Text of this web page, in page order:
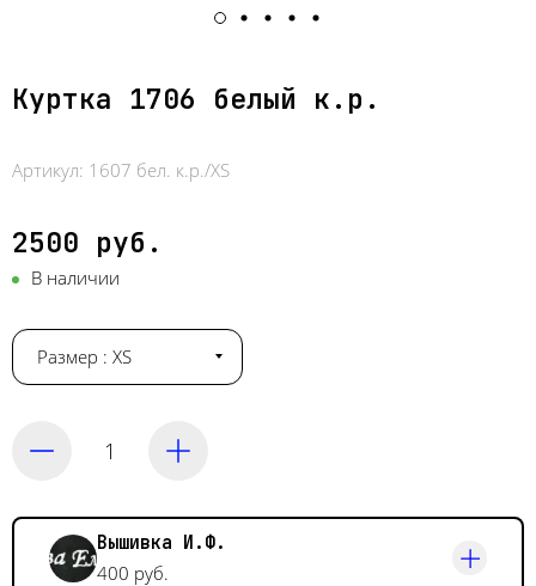
Куртка 1706 белый к.р.
Артикул: 1607 бел. к.р./XS
2500 руб.
В наличии
Размер : XS
Вышивка И.Ф.
400 руб.